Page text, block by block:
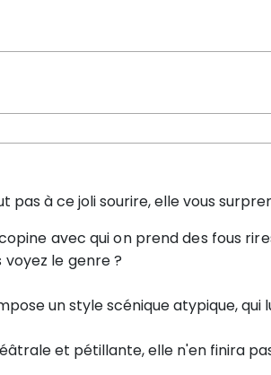
pas à ce joli sourire, elle vous
avec qui on prend des fous
le genre ?
un style scénique atypique, qui
et pétillante, elle n'en finira